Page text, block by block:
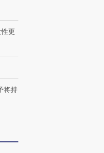
更
将持